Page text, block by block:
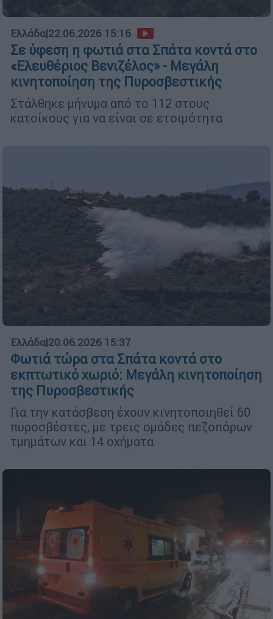
Ελλάδα|22.06.2026 15:16
Σε ύφεση η φωτιά στα Σπάτα κοντά στο
«Ελευθέριος Βενιζέλος» - Μεγάλη
κινητοποίηση της Πυροσβεστικής
Στάλθηκε μήνυμα από το 112 στους
κατοίκους για να είναι σε ετοιμότητα
Ελλάδα|20.06.2026 15:37
Φωτιά τώρα στα Σπάτα κοντά στο
εκπτωτικό χωριό: Μεγάλη κινητοποίηση
της Πυροσβεστικής
Για την κατάσβεση έχουν κινητοποιηθεί 60
πυροσβέστες, με τρεις ομάδες πεζοπόρων
τμημάτων και 14 οχήματα